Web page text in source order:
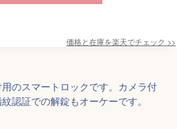
価格と在庫を楽天でチェック >>
のスマートロックです。カメラ付
認証での解錠もオーケーです。